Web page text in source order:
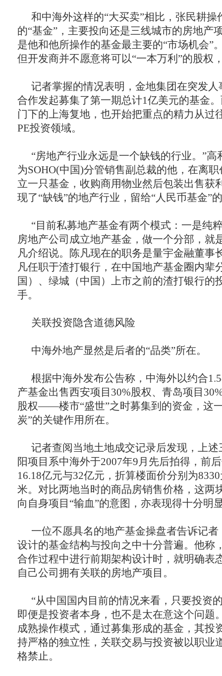
和中海外这样的“大买卖”相比，张民耕
的“基金”，主要投向还是三线城市的房地产
是他和他所操作的基金最主要的“市场机会”
但开发商并不愿意将可以“一本万利”的股权
记者掌握的情况表明，金地集团在突发
合作发起募集了第一期总计1亿美元的基金
门下的上海复地，也开始把重点的精力从过
PE投资领域。
“房地产行业永远是一个缺钱的行业。”
为SOHO(中国)分管销售副总裁的他，在离
立一只基金，收购商用物业然后包装出售获
现了“缺钱”的地产行业，留给“人民币基金”
“目前私募地产基金有两个模式：一是纯
房地产公司成立地产基金，做一个分部，就
凡介绍说。陈凡现在的职务是量宇金融董事
凡任职于渣打银行，在中国地产基金圈内
国）、绿城（中国）上市之前的渣打银行的
手。
关联投资隐含道德风险
中海外地产显然是后者的“品类”所在。
根据中海外发布公告称，中海外以约合
产基金出售西安项目30%股权、青岛项目
股权——楼市“盛世”之时募集到的资金，这
炭”的关键作用所在。
记者查阅当地土地成交记录后发现，上
阳项目系中海外于2007年9月先后拍得，前
16.18亿元与32亿元，折算楼面价分别为
米。对比两地当时的商品房销售价格，这
向自身项目“输血”的意图，亦表现得十分明
一位不愿具名的地产基金操盘者告诉记
设计的基金结构与投向之中十分普遍。他称
合作过程中进行前期架构设计时，就明确表
自己公司拥有关联的房地产项目。
“从中国国内目前的情况来看，只要投资
即便是投资者本身，也不是太在意这个问题
成熟操作模式，通过募集形成的基金，其投
持严格的独立性，关联交易与投资被以职业
格禁止。